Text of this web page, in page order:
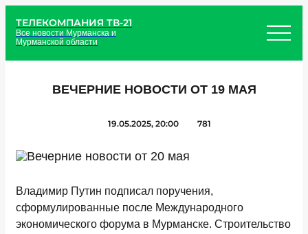
ТЕЛЕКОМПАНИЯ ТВ-21
Все новости Мурманска и
Мурманской области
ВЕЧЕРНИЕ НОВОСТИ ОТ 19 МАЯ
19.05.2025, 20:00 781
Владимир Путин подписал поручения,
сформулированные после Международного
экономического форума в Мурманске. Строительство